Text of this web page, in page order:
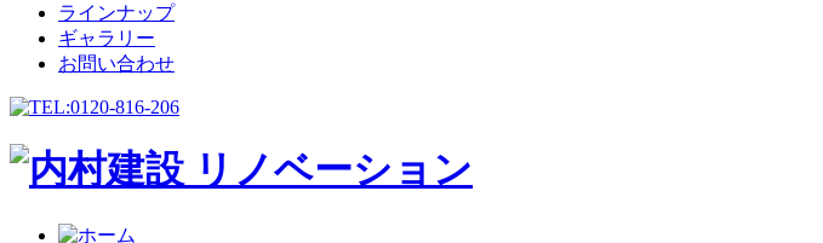
ラインナップ
ギャラリー
お問い合わせ